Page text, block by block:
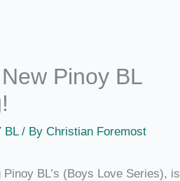
Pinoy BL
BL/ ByChristian Foremost
BL’s (Boys Love Series), is